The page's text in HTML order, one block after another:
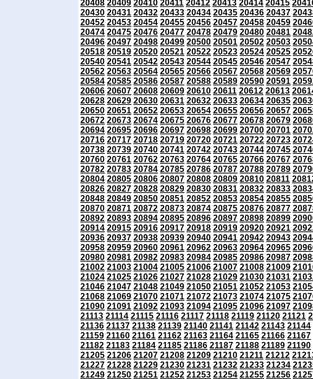
20408 20409 20410 20411 20412 20413 20414 20415
20430 20431 20432 20433 20434 20435 20436 20437
20452 20453 20454 20455 20456 20457 20458 20459
20474 20475 20476 20477 20478 20479 20480 20481
20496 20497 20498 20499 20500 20501 20502 20503
20518 20519 20520 20521 20522 20523 20524 20525
20540 20541 20542 20543 20544 20545 20546 20547
20562 20563 20564 20565 20566 20567 20568 20569
20584 20585 20586 20587 20588 20589 20590 20591
20606 20607 20608 20609 20610 20611 20612 20613
20628 20629 20630 20631 20632 20633 20634 20635
20650 20651 20652 20653 20654 20655 20656 20657
20672 20673 20674 20675 20676 20677 20678 20679
20694 20695 20696 20697 20698 20699 20700 20701
20716 20717 20718 20719 20720 20721 20722 20723
20738 20739 20740 20741 20742 20743 20744 20745
20760 20761 20762 20763 20764 20765 20766 20767
20782 20783 20784 20785 20786 20787 20788 20789
20804 20805 20806 20807 20808 20809 20810 20811
20826 20827 20828 20829 20830 20831 20832 20833
20848 20849 20850 20851 20852 20853 20854 20855
20870 20871 20872 20873 20874 20875 20876 20877
20892 20893 20894 20895 20896 20897 20898 20899
20914 20915 20916 20917 20918 20919 20920 20921
20936 20937 20938 20939 20940 20941 20942 20943
20958 20959 20960 20961 20962 20963 20964 20965
20980 20981 20982 20983 20984 20985 20986 20987
21002 21003 21004 21005 21006 21007 21008 21009
21024 21025 21026 21027 21028 21029 21030 21031
21046 21047 21048 21049 21050 21051 21052 21053
21068 21069 21070 21071 21072 21073 21074 21075
21090 21091 21092 21093 21094 21095 21096 21097
21113 21114 21115 21116 21117 21118 21119 21120 21121
21136 21137 21138 21139 21140 21141 21142 21143 21144
21159 21160 21161 21162 21163 21164 21165 21166 21167
21182 21183 21184 21185 21186 21187 21188 21189 21190
21205 21206 21207 21208 21209 21210 21211 21212
21227 21228 21229 21230 21231 21232 21233 21234
21249 21250 21251 21252 21253 21254 21255 21256